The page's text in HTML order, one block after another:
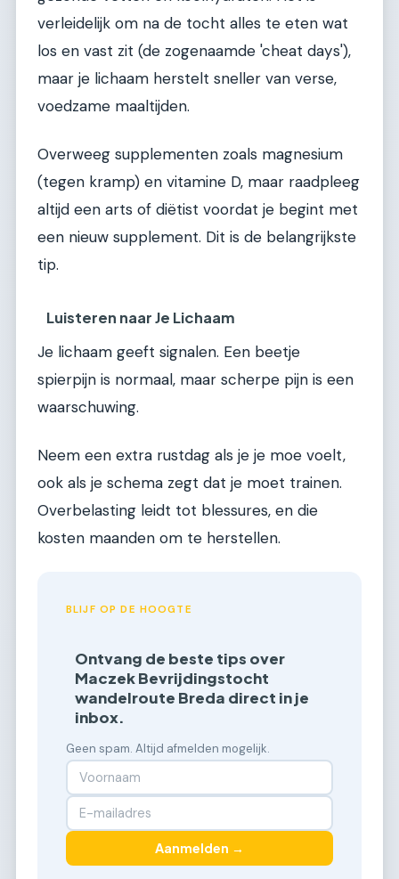
verleidelijk om na de tocht alles te eten wat
los en vast zit (de zogenaamde 'cheat days'),
maar je lichaam herstelt sneller van verse,
voedzame maaltijden.
Overweeg supplementen zoals magnesium
(tegen kramp) en vitamine D, maar raadpleeg
altijd een arts of diëtist voordat je begint met
een nieuw supplement. Dit is de belangrijkste
tip.
Luisteren naar Je Lichaam
Je lichaam geeft signalen. Een beetje
spierpijn is normaal, maar scherpe pijn is een
waarschuwing.
Neem een extra rustdag als je je moe voelt,
ook als je schema zegt dat je moet trainen.
Overbelasting leidt tot blessures, en die
kosten maanden om te herstellen.
BLIJF OP DE HOOGTE
Ontvang de beste tips over
Maczek Bevrijdingstocht
wandelroute Breda direct in je
inbox.
Geen spam. Altijd afmelden mogelijk.
Aanmelden →